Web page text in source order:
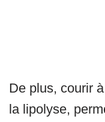
De plus, courir
la lipolyse,